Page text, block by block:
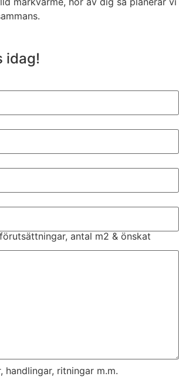
idag!
antal m2 & önskat
handlingar, ritningar m.m.